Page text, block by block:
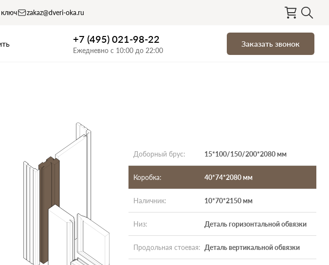
zakaz@dveri-oka.ru
+7 (495) 021-98-22
Ежедневно с 10:00 до 22:00
Заказать звонок
Доборный брус: 15*100/150/200*2080 мм
Коробка: 40*74*2080 мм
Наличник: 10*70*2150 мм
Низ: Деталь горизонтальной обвязки
Продольная стоевая: Деталь вертикальной обвязки